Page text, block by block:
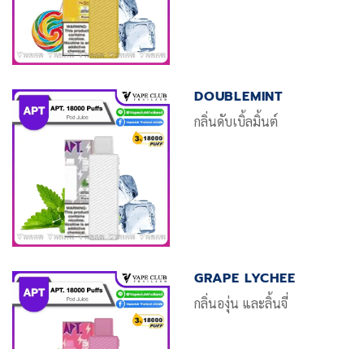
DOUBLEMINT
กลิ่นดับเบิ้ลมิ้นต์
GRAPE LYCHEE
กลิ่นองุ่น และลิ้นจี่